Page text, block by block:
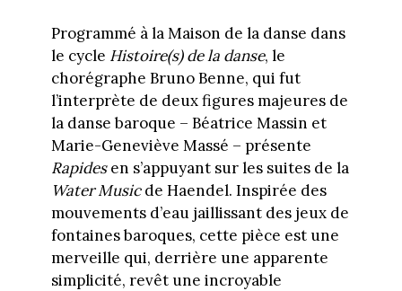
Programmé à la Maison de la danse dans
le cycle Histoire(s) de la danse, le
chorégraphe Bruno Benne, qui fut
l’interprète de deux figures majeures de
la danse baroque – Béatrice Massin et
Marie-Geneviève Massé – présente
Rapidesen s’appuyant sur les suites de la
Water Musicde Haendel. Inspirée des
mouvements d’eau jaillissant des jeux de
fontaines baroques, cette pièce est une
merveille qui, derrière une apparente
simplicité, revêt une incroyable